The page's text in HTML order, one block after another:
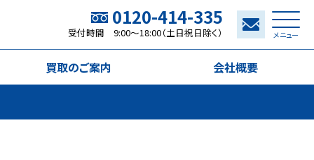
0120-414-335
受付時間 9:00～18:00（土日祝日除く） メニュー
買取のご案内 会社概要